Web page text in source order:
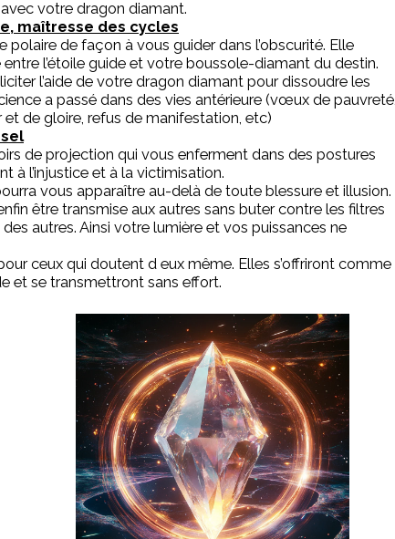
votre dragon diamant.
maîtresse des cycles
polaire de façon à vous guider dans l’obscurité. Elle
l’étoile guide et votre boussole-diamant du destin.
l’aide de votre dragon diamant pour dissoudre les
a passé dans des vies antérieure (vœux de pauvreté,
de gloire, refus de manifestation, etc)
de projection qui vous enferment dans des postures
à l’injustice et à la victimisation.
vous apparaître au-delà de toute blessure et illusion.
être transmise aux autres sans buter contre les filtres
autres. Ainsi votre lumière et vos puissances ne
ceux qui doutent d eux même. Elles s’offriront comme
et se transmettront sans effort.